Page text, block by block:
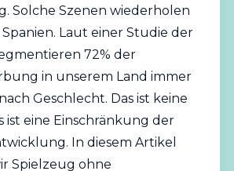
Solche Szenen wiederholen
Laut einer Studie der
72% der
in unserem Land immer
Geschlecht. Das ist keine
ist eine Einschränkung der
In diesem Artikel
Spielzeug ohne